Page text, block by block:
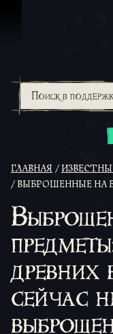
ГЛАВНАЯ
ВЫБРОШЕННЫЕ НА БЕРЕГ ПРЕДМЕТЫ:
древних
сейчас